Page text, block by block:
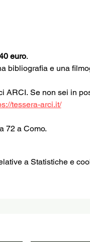
euro.
bibliografia e una
Se non sei in
tessera-arci.it/
72 a Como.
a Statistiche e